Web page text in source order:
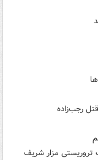
رجب‌زاده
تروریستی مزار شریف